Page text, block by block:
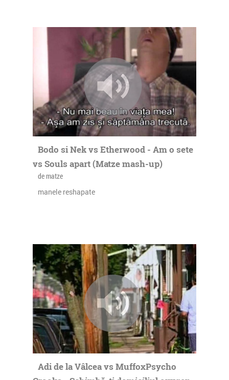
Bodo si Nek vs Etherwood - Am o sete
vs Souls apart (Matze mash-up)
de matze
manele reshapate
Adi de la Vâlcea vs MuffoxPsycho